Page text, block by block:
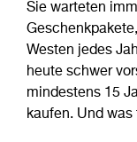
Sie warteten
Westen jedes
heute schwer
mindestens 15
kaufen. Und